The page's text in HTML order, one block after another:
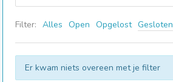
Filter: Alles Open Opgelost Gesloten
Er kwam niets overeen met je filter